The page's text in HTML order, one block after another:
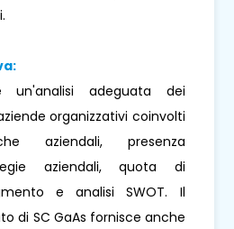
adeguata dei
organizzativi coinvolti
aziendali, presenza
aziendali, quota di
e analisi SWOT. Il
di SC GaAs fornisce anche